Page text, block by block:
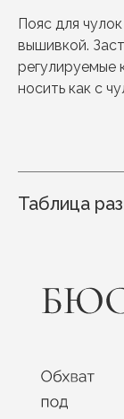
Пояс для
вышивкой.
регулируемые
носить как с
Таблица